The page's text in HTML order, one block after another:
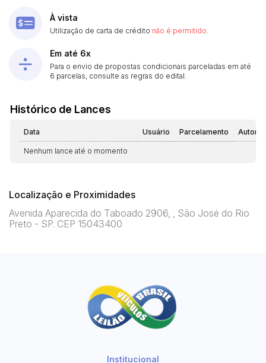
À vista
Utilização de carta de crédito não é permitido
Em até 6x
Para o envio de propostas condicionais parceladas em até
6 parcelas, consulte as regras do edital.
Histórico de Lances
Data Usuário Parcelamento
Nenhum lance até o momento
Localização e Proximidades
Avenida Aparecida do Taboado 2906, , São José do Rio
Preto - SP. CEP 15043400
Institucional